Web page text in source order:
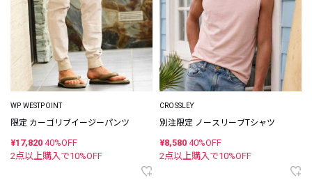
WP WESTPOINT
限定 カーゴリブイージーパンツ
¥17,820 40%OFF
2点以上購入で10%OFF
CROSSLEY
別注限定 ノースリーブTシャツ
¥8,580 40%OFF
2点以上購入で10%OFF